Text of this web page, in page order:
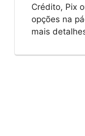
Crédito, Pix
opções na
mais